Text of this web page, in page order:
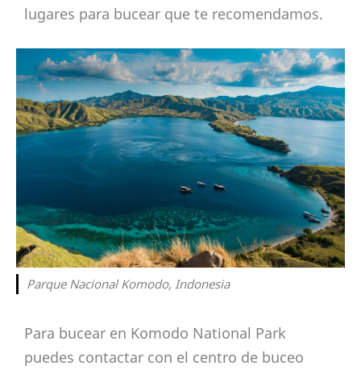
lugares para bucear que te recomendamos.
Parque Nacional Komodo, Indonesia
Para bucear en Komodo National Park
puedes contactar con el centro de buceo